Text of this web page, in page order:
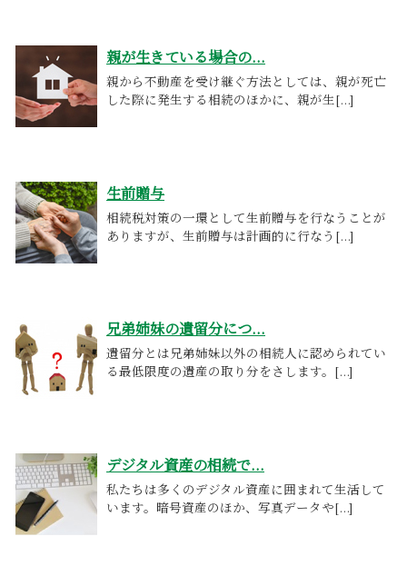
親が生きている場合の...
親から不動産を受け継ぐ方法としては、親が死亡
した際に発生する相続のほかに、親が生[...]
生前贈与
相続税対策の一環として生前贈与を行なうことが
ありますが、生前贈与は計画的に行なう[...]
兄弟姉妹の遺留分につ...
遺留分とは兄弟姉妹以外の相続人に認められてい
る最低限度の遺産の取り分をさします。[...]
デジタル資産の相続で...
私たちは多くのデジタル資産に囲まれて生活して
います。暗号資産のほか、写真データや[...]